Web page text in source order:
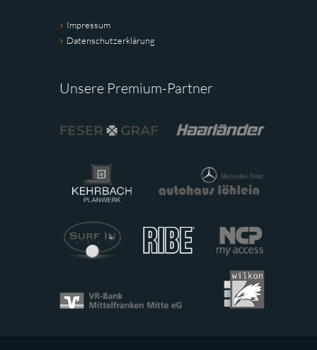
Impressum
Datenschutzerklärung
Unsere Premium-Partner